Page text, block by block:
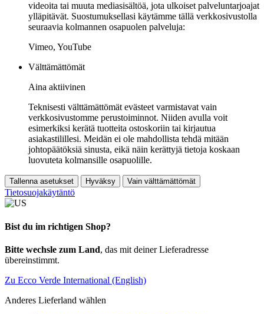
videoita tai muuta mediasisältöä, jota ulkoiset palveluntarjoajat
ylläpitävät. Suostumuksellasi käytämme tällä verkkosivustolla
seuraavia kolmannen osapuolen palveluja:
Vimeo, YouTube
Välttämättömät
Aina aktiivinen
Teknisesti välttämättömät evästeet varmistavat vain
verkkosivustomme perustoiminnot. Niiden avulla voit
esimerkiksi kerätä tuotteita ostoskoriin tai kirjautua
asiakastilillesi. Meidän ei ole mahdollista tehdä mitään
johtopäätöksiä sinusta, eikä näin kerättyjä tietoja koskaan
luovuteta kolmansille osapuolille.
Tallenna asetukset Hyväksy Vain välttämättömät
Tietosuojakäytäntö
Bist du im richtigen Shop?
Bitte wechsle zum Land, das mit deiner Lieferadresse
übereinstimmt.
Zu Ecco Verde International (English)
Anderes Lieferland wählen